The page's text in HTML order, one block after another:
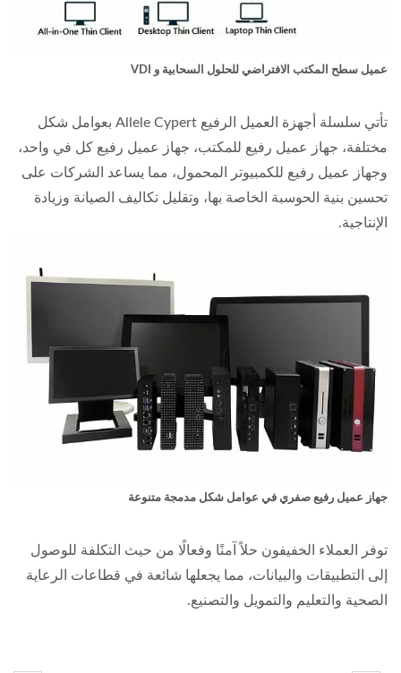
عميل سطح المكتب الافتراضي للحلول السحابية و VDI
تأتي سلسلة أجهزة العميل الرفيع Allele Cypert بعوامل شكل
مختلفة، جهاز عميل رفيع للمكتب، جهاز عميل رفيع كل في واحد،
وجهاز عميل رفيع للكمبيوتر المحمول، مما يساعد الشركات على
تحسين بنية الحوسبة الخاصة بها، وتقليل تكاليف الصيانة وزيادة
الإنتاجية.
جهاز عميل رفيع صفري في عوامل شكل مدمجة متنوعة
توفر العملاء الخفيفون حلاً آمنًا وفعالًا من حيث التكلفة للوصول
إلى التطبيقات والبيانات، مما يجعلها شائعة في قطاعات الرعاية
الصحية والتعليم والتمويل والتصنيع.